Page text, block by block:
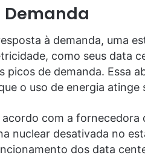
Demanda
à demanda, uma
como seus data
de demanda. Essa
o uso de energia atinge
com a fornecedora
nuclear desativada no
dos data